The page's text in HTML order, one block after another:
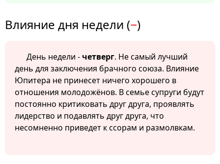
Влияние дня недели (−)
День недели - четверг. Не самый лучший
день для заключения брачного союза. Влияние
Юпитера не принесет ничего хорошего в
отношения молодожёнов. В семье супруги будут
постоянно критиковать друг друга, проявлять
лидерство и подавлять друг друга, что
несомненно приведет к ссорам и размолвкам.